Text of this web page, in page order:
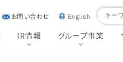
お問い合わせ English
IR情報 グループ事業